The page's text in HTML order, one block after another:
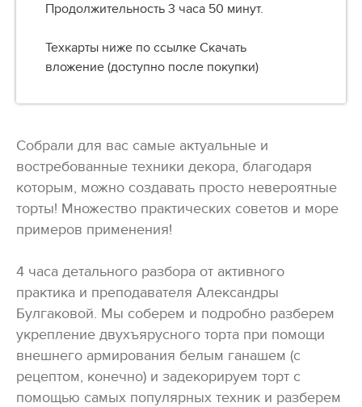
Продолжительность 3 часа 50 минут.
Техкарты ниже по ссылке Скачать
вложение (доступно после покупки)
Собрали для вас самые актуальные и
востребованные техники декора, благодаря
которым, можно создавать просто невероятные
торты! Множество практических советов и море
примеров применения!
4 часа детального разбора от активного
практика и преподавателя Александры
Булгаковой. Мы соберем и подробно разберем
укрепление двухъярусного торта при помощи
внешнего армирования белым ганашем (с
рецептом, конечно) и задекорируем торт с
помощью самых популярных техник и разберем